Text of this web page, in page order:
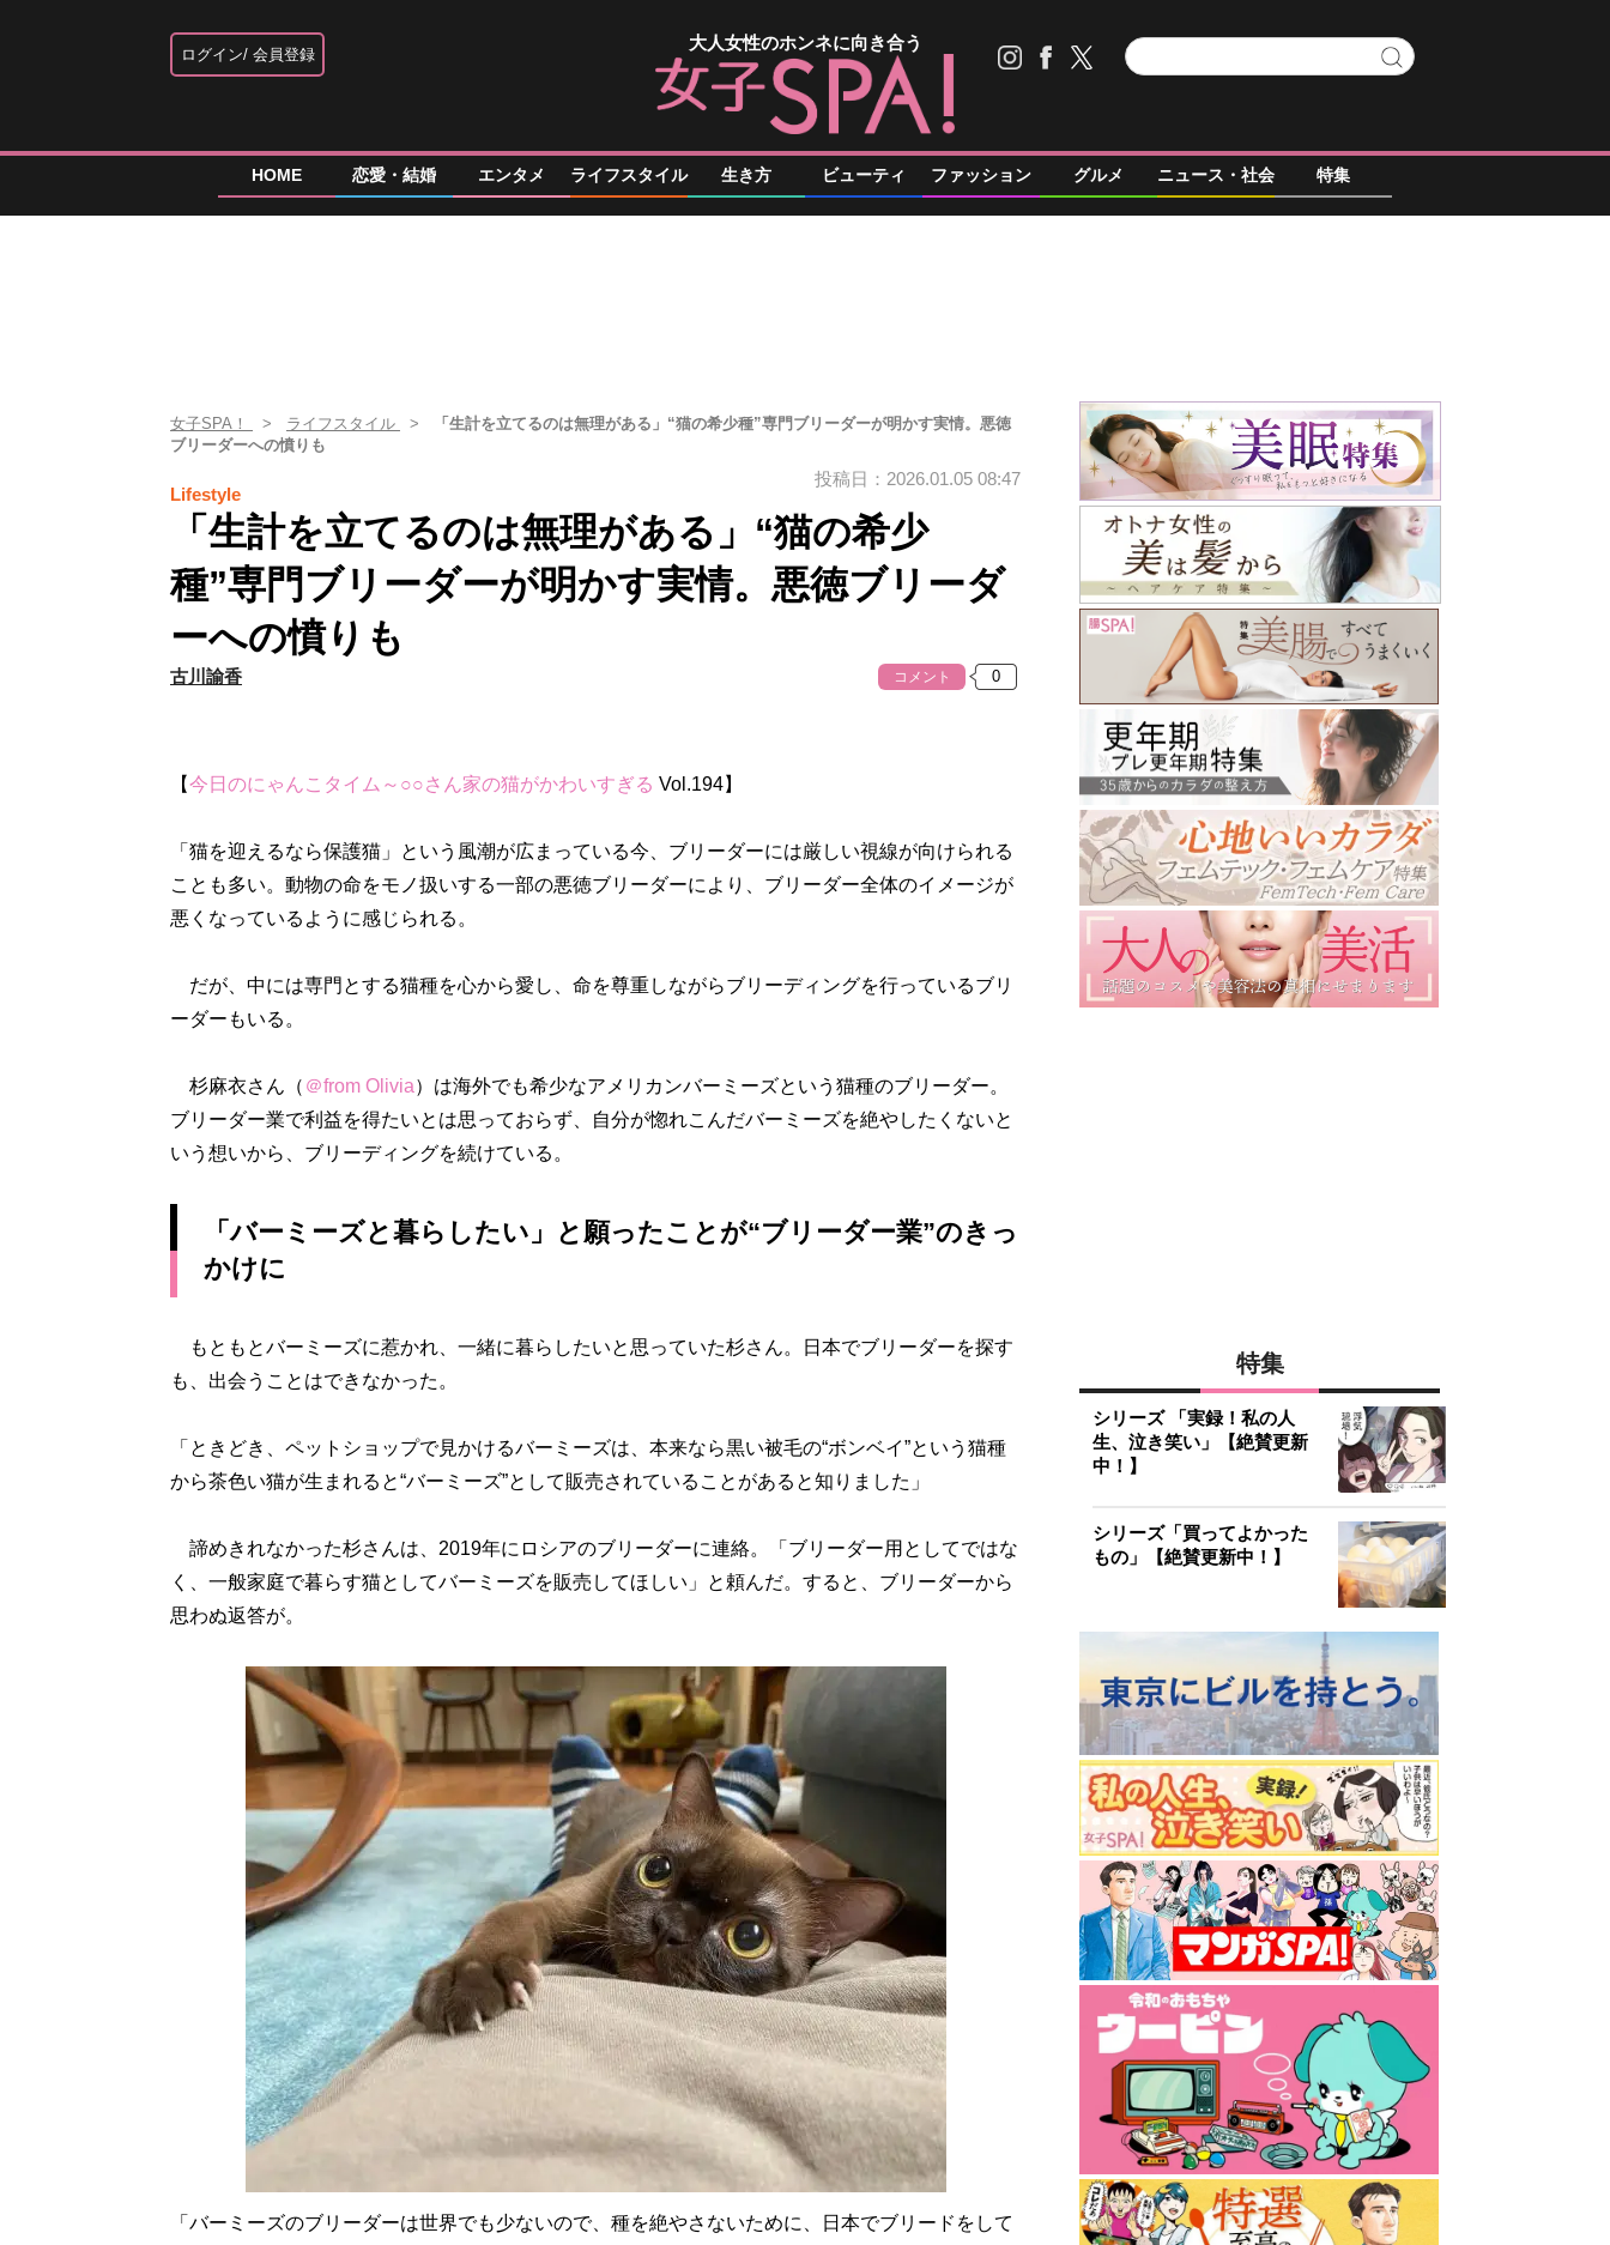
ログイン 会員登録
大人女性のホンネに向き合う
HOME 恋愛・結婚 エンタメ ライフスタイル 生き方 ビューティ ファッション グルメ ニュース・社会 特集
女子SPA！ ライフスタイル
「生計を立てるのは無理がある」“猫の希少種”専門ブリーダーが明かす実情。悪徳
ブリーダーへの憤りも
Lifestyle
投稿日：2026.01.05 08:47
「生計を立てるのは無理がある」“猫の希少
種”専門ブリーダーが明かす実情。悪徳ブリーダ
ーへの憤りも
古川諭香 コメント
【今日のにゃんこタイム～○○さん家の猫がかわいすぎる Vol.194】
「猫を迎えるなら保護猫」という風潮が広まっている今、ブリーダーには厳しい視線が向けられる
ことも多い。動物の命をモノ扱いする一部の悪徳ブリーダーにより、ブリーダー全体のイメージが
悪くなっているように感じられる。
だが、中には専門とする猫種を心から愛し、命を尊重しながらブリーディングを行っているブリ
ーダーもいる。
杉麻衣さん（ ＠from Olivia）は海外でも希少なアメリカンバーミーズという猫種のブリーダー。
ブリーダー業で利益を得たいとは思っておらず、自分が惚れこんだバーミーズを絶やしたくないと
いう想いから、ブリーディングを続けている。
「バーミーズと暮らしたい」と願ったことが“ブリーダー業”のきっ
かけに
もともとバーミーズに惹かれ、一緒に暮らしたいと思っていた杉さん。日本でブリーダーを探す
も、出会うことはできなかった。
「ときどき、ペットショップで見かけるバーミーズは、本来なら黒い被毛の“ボンベイ”という猫種
から茶色い猫が生まれると“バーミーズ”として販売されていることがあると知りました」
諦めきれなかった杉さんは、2019年にロシアのブリーダーに連絡。「ブリーダー用としてではな
く、一般家庭で暮らす猫としてバーミーズを販売してほしい」と頼んだ。すると、ブリーダーから
思わぬ返答が。
「バーミーズのブリーダーは世界でも少ないので、種を絶やさないために、日本でブリードをして
特集
シリーズ 「実録！私の人
生、泣き笑い」【絶賛更新
中！】
シリーズ「買ってよかった
もの」【絶賛更新中！】